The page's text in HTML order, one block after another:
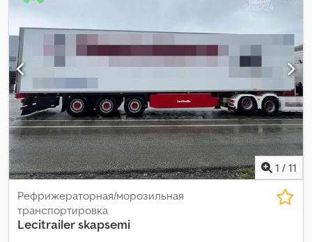
1 / 11
Рефрижераторная/морозильная
транспортировка
Lecitrailerskapsemi